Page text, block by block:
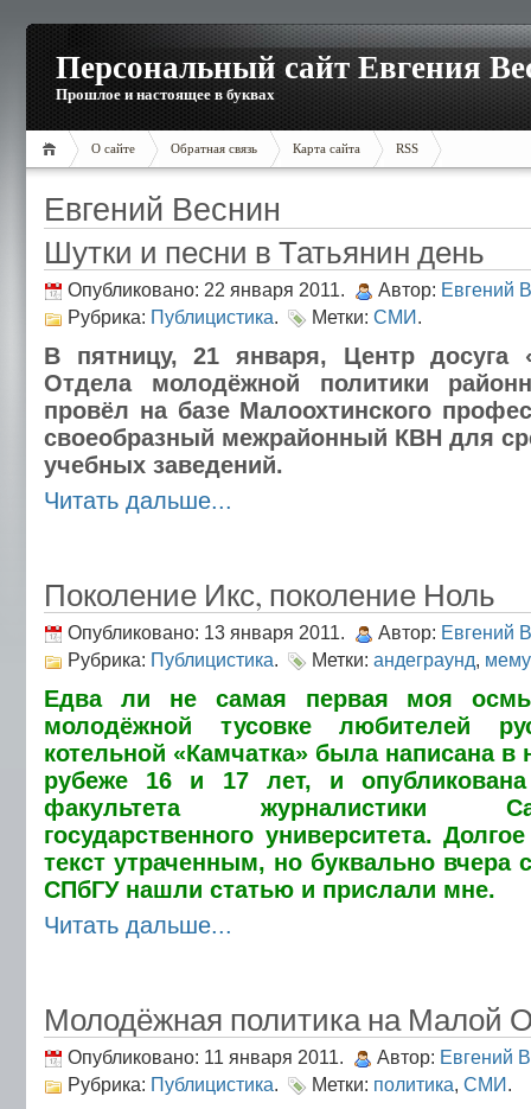
Персональный сайт Евгения
Прошлое и настоящее в буквах
О сайте Обратная связь Карта сайта RSS
Евгений Веснин
Шутки и песни в Татьянин день
Опубликовано: 22 января 2011. Автор: Евгений
Рубрика: Публицистика. Метки: СМИ.
В пятницу, 21 января, Центр досуга
Отдела молодёжной политики
провёл на базе Малоохтинского
своеобразный межрайонный КВН для
учебных заведений.
Читать дальше...
Поколение Икс, поколение Ноль
Опубликовано: 13 января 2011. Автор: Евгений
Рубрика: Публицистика. Метки: андеграунд,
Едва ли не самая первая моя
молодёжной тусовке любителей
котельной «Камчатка» была написана в
рубеже 16 и 17 лет, и
факультета журналистики
государственного университета.
текст утраченным, но буквально вчера
СПбГУ нашли статью и прислали мне.
Читать дальше...
Молодёжная политика на Малой
Опубликовано: 11 января 2011. Автор: Евгений
Рубрика: Публицистика. Метки: политика, СМИ.